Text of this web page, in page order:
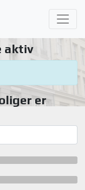
aktiv
er